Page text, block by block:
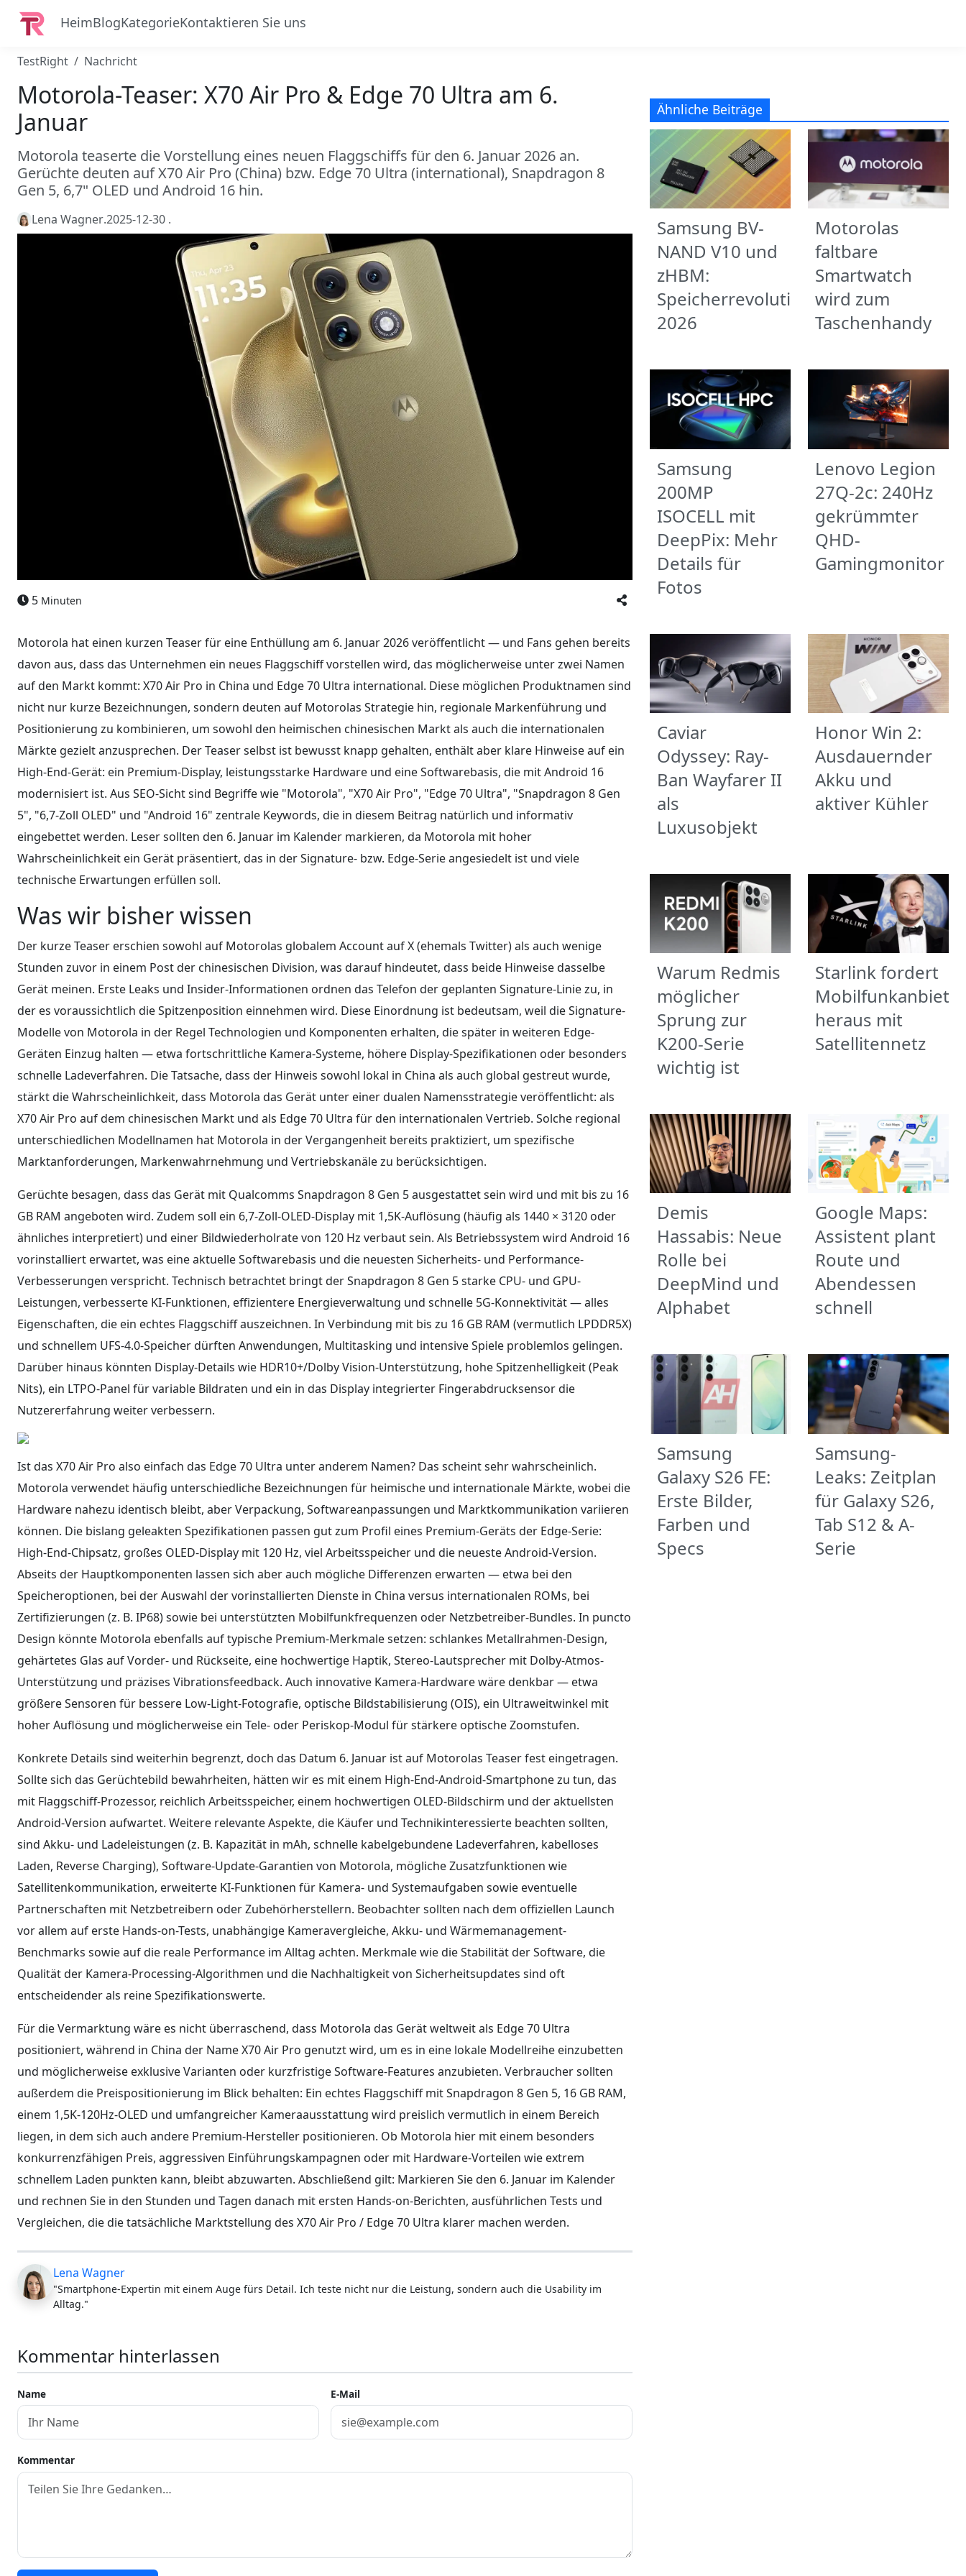
HeimBlogKategorieKontaktieren Sie uns
TestRight Nachricht
Motorola-Teaser: X70 Air Pro & Edge 70 Ultra am 6.
Januar
Motorola teaserte die Vorstellung eines neuen Flaggschiffs für den 6. Januar 2026 an.
Gerüchte deuten auf X70 Air Pro (China) bzw. Edge 70 Ultra (international), Snapdragon 8
Gen 5, 6,7" OLED und Android 16 hin.
Lena Wagner.2025-12-30 .
5 Minuten
Motorola hat einen kurzen Teaser für eine Enthüllung am 6. Januar 2026 veröffentlicht — und Fans gehen bereits
davon aus, dass das Unternehmen ein neues Flaggschiff vorstellen wird, das möglicherweise unter zwei Namen
auf den Markt kommt: X70 Air Pro in China und Edge 70 Ultra international. Diese möglichen Produktnamen sind
nicht nur kurze Bezeichnungen, sondern deuten auf Motorolas Strategie hin, regionale Markenführung und
Positionierung zu kombinieren, um sowohl den heimischen chinesischen Markt als auch die internationalen
Märkte gezielt anzusprechen. Der Teaser selbst ist bewusst knapp gehalten, enthält aber klare Hinweise auf ein
High-End-Gerät: ein Premium-Display, leistungsstarke Hardware und eine Softwarebasis, die mit Android 16
modernisiert ist. Aus SEO-Sicht sind Begriffe wie "Motorola", "X70 Air Pro", "Edge 70 Ultra", "Snapdragon 8 Gen
5", "6,7-Zoll OLED" und "Android 16" zentrale Keywords, die in diesem Beitrag natürlich und informativ
eingebettet werden. Leser sollten den 6. Januar im Kalender markieren, da Motorola mit hoher
Wahrscheinlichkeit ein Gerät präsentiert, das in der Signature- bzw. Edge-Serie angesiedelt ist und viele
technische Erwartungen erfüllen soll.
Was wir bisher wissen
Der kurze Teaser erschien sowohl auf Motorolas globalem Account auf X (ehemals Twitter) als auch wenige
Stunden zuvor in einem Post der chinesischen Division, was darauf hindeutet, dass beide Hinweise dasselbe
Gerät meinen. Erste Leaks und Insider-Informationen ordnen das Telefon der geplanten Signature-Linie zu, in
der es voraussichtlich die Spitzenposition einnehmen wird. Diese Einordnung ist bedeutsam, weil die Signature-
Modelle von Motorola in der Regel Technologien und Komponenten erhalten, die später in weiteren Edge-
Geräten Einzug halten — etwa fortschrittliche Kamera-Systeme, höhere Display-Spezifikationen oder besonders
schnelle Ladeverfahren. Die Tatsache, dass der Hinweis sowohl lokal in China als auch global gestreut wurde,
stärkt die Wahrscheinlichkeit, dass Motorola das Gerät unter einer dualen Namensstrategie veröffentlicht: als
X70 Air Pro auf dem chinesischen Markt und als Edge 70 Ultra für den internationalen Vertrieb. Solche regional
unterschiedlichen Modellnamen hat Motorola in der Vergangenheit bereits praktiziert, um spezifische
Marktanforderungen, Markenwahrnehmung und Vertriebskanäle zu berücksichtigen.
Gerüchte besagen, dass das Gerät mit Qualcomms Snapdragon 8 Gen 5 ausgestattet sein wird und mit bis zu 16
GB RAM angeboten wird. Zudem soll ein 6,7-Zoll-OLED-Display mit 1,5K-Auflösung (häufig als 1440 × 3120 oder
ähnliches interpretiert) und einer Bildwiederholrate von 120 Hz verbaut sein. Als Betriebssystem wird Android 16
vorinstalliert erwartet, was eine aktuelle Softwarebasis und die neuesten Sicherheits- und Performance-
Verbesserungen verspricht. Technisch betrachtet bringt der Snapdragon 8 Gen 5 starke CPU- und GPU-
Leistungen, verbesserte KI-Funktionen, effizientere Energieverwaltung und schnelle 5G-Konnektivität — alles
Eigenschaften, die ein echtes Flaggschiff auszeichnen. In Verbindung mit bis zu 16 GB RAM (vermutlich LPDDR5X)
und schnellem UFS-4.0-Speicher dürften Anwendungen, Multitasking und intensive Spiele problemlos gelingen.
Darüber hinaus könnten Display-Details wie HDR10+/Dolby Vision-Unterstützung, hohe Spitzenhelligkeit (Peak
Nits), ein LTPO-Panel für variable Bildraten und ein in das Display integrierter Fingerabdrucksensor die
Nutzererfahrung weiter verbessern.
Ist das X70 Air Pro also einfach das Edge 70 Ultra unter anderem Namen? Das scheint sehr wahrscheinlich.
Motorola verwendet häufig unterschiedliche Bezeichnungen für heimische und internationale Märkte, wobei die
Hardware nahezu identisch bleibt, aber Verpackung, Softwareanpassungen und Marktkommunikation variieren
können. Die bislang geleakten Spezifikationen passen gut zum Profil eines Premium-Geräts der Edge-Serie:
High-End-Chipsatz, großes OLED-Display mit 120 Hz, viel Arbeitsspeicher und die neueste Android-Version.
Abseits der Hauptkomponenten lassen sich aber auch mögliche Differenzen erwarten — etwa bei den
Speicheroptionen, bei der Auswahl der vorinstallierten Dienste in China versus internationalen ROMs, bei
Zertifizierungen (z. B. IP68) sowie bei unterstützten Mobilfunkfrequenzen oder Netzbetreiber-Bundles. In puncto
Design könnte Motorola ebenfalls auf typische Premium-Merkmale setzen: schlankes Metallrahmen-Design,
gehärtetes Glas auf Vorder- und Rückseite, eine hochwertige Haptik, Stereo-Lautsprecher mit Dolby-Atmos-
Unterstützung und präzises Vibrationsfeedback. Auch innovative Kamera-Hardware wäre denkbar — etwa
größere Sensoren für bessere Low-Light-Fotografie, optische Bildstabilisierung (OIS), ein Ultraweitwinkel mit
hoher Auflösung und möglicherweise ein Tele- oder Periskop-Modul für stärkere optische Zoomstufen.
Konkrete Details sind weiterhin begrenzt, doch das Datum 6. Januar ist auf Motorolas Teaser fest eingetragen.
Sollte sich das Gerüchtebild bewahrheiten, hätten wir es mit einem High-End-Android-Smartphone zu tun, das
mit Flaggschiff-Prozessor, reichlich Arbeitsspeicher, einem hochwertigen OLED-Bildschirm und der aktuellsten
Android-Version aufwartet. Weitere relevante Aspekte, die Käufer und Technikinteressierte beachten sollten,
sind Akku- und Ladeleistungen (z. B. Kapazität in mAh, schnelle kabelgebundene Ladeverfahren, kabelloses
Laden, Reverse Charging), Software-Update-Garantien von Motorola, mögliche Zusatzfunktionen wie
Satellitenkommunikation, erweiterte KI-Funktionen für Kamera- und Systemaufgaben sowie eventuelle
Partnerschaften mit Netzbetreibern oder Zubehörherstellern. Beobachter sollten nach dem offiziellen Launch
vor allem auf erste Hands-on-Tests, unabhängige Kameravergleiche, Akku- und Wärmemanagement-
Benchmarks sowie auf die reale Performance im Alltag achten. Merkmale wie die Stabilität der Software, die
Qualität der Kamera-Processing-Algorithmen und die Nachhaltigkeit von Sicherheitsupdates sind oft
entscheidender als reine Spezifikationswerte.
Für die Vermarktung wäre es nicht überraschend, dass Motorola das Gerät weltweit als Edge 70 Ultra
positioniert, während in China der Name X70 Air Pro genutzt wird, um es in eine lokale Modellreihe einzubetten
und möglicherweise exklusive Varianten oder kurzfristige Software-Features anzubieten. Verbraucher sollten
außerdem die Preispositionierung im Blick behalten: Ein echtes Flaggschiff mit Snapdragon 8 Gen 5, 16 GB RAM,
einem 1,5K-120Hz-OLED und umfangreicher Kameraausstattung wird preislich vermutlich in einem Bereich
liegen, in dem sich auch andere Premium-Hersteller positionieren. Ob Motorola hier mit einem besonders
konkurrenzfähigen Preis, aggressiven Einführungskampagnen oder mit Hardware-Vorteilen wie extrem
schnellem Laden punkten kann, bleibt abzuwarten. Abschließend gilt: Markieren Sie den 6. Januar im Kalender
und rechnen Sie in den Stunden und Tagen danach mit ersten Hands-on-Berichten, ausführlichen Tests und
Vergleichen, die die tatsächliche Marktstellung des X70 Air Pro / Edge 70 Ultra klarer machen werden.
Lena Wagner
"Smartphone-Expertin mit einem Auge fürs Detail. Ich teste nicht nur die Leistung, sondern auch die Usability im
Alltag."
Kommentar hinterlassen
Name E-Mail
Kommentar
Ähnliche Beiträge
Samsung BV-
NAND V10 und
zHBM:
Speicherrevolution
2026
Motorolas
faltbare
Smartwatch
wird zum
Taschenhandy
Samsung
200MP
ISOCELL mit
DeepPix: Mehr
Details für
Fotos
Lenovo Legion
27Q-2c: 240Hz
gekrümmter
QHD-
Gamingmonitor
Caviar
Odyssey: Ray-
Ban Wayfarer II
als
Luxusobjekt
Honor Win 2:
Ausdauernder
Akku und
aktiver Kühler
Warum Redmis
möglicher
Sprung zur
K200-Serie
wichtig ist
Starlink fordert
Mobilfunkanbieter
heraus mit
Satellitennetz
Demis
Hassabis: Neue
Rolle bei
DeepMind und
Alphabet
Google Maps:
Assistent plant
Route und
Abendessen
schnell
Samsung
Galaxy S26 FE:
Erste Bilder,
Farben und
Specs
Samsung-
Leaks: Zeitplan
für Galaxy S26,
Tab S12 & A-
Serie